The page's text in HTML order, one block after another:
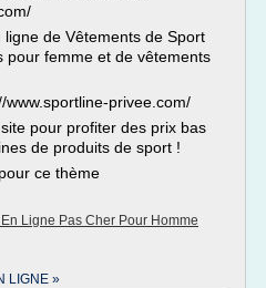
de Vêtements de Sport
pour femme et de vêtements
privee.com/
pour profiter des prix bas
de produits de sport !
ce thème
Ligne Pas Cher Pour Homme
LIGNE »